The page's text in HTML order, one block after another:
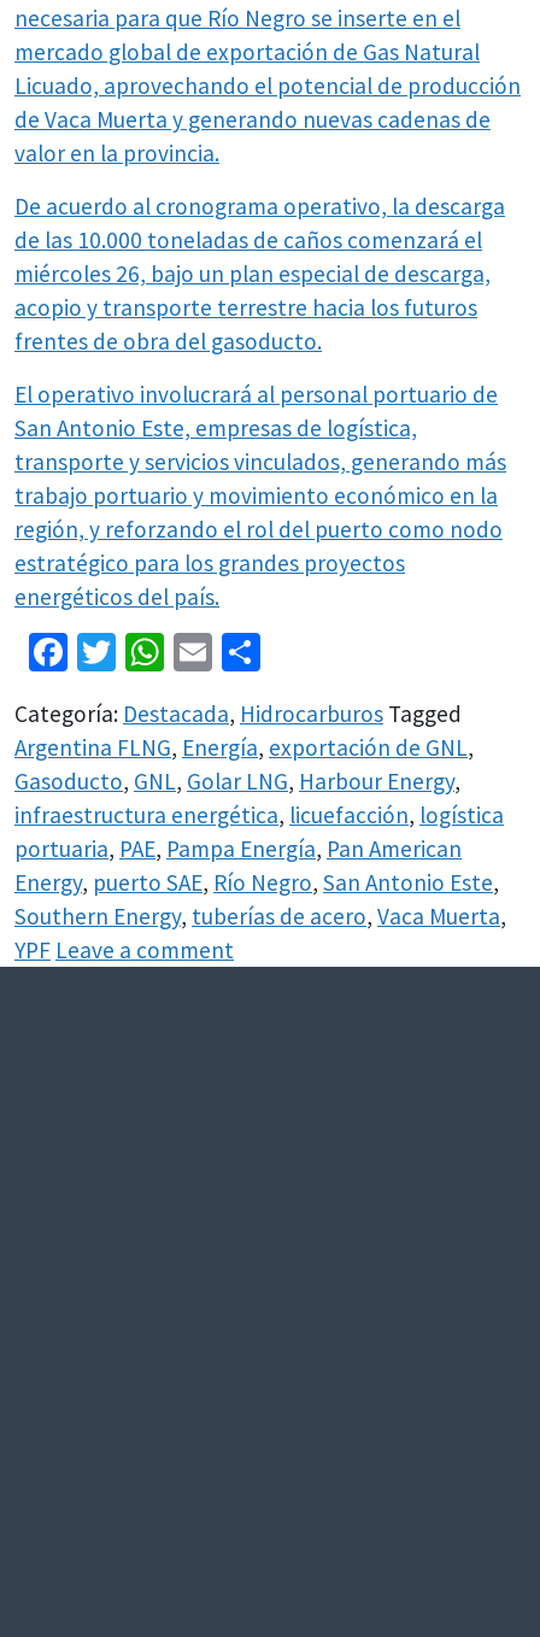
necesaria para que Río Negro se inserte en el
mercado global de exportación de Gas Natural
Licuado, aprovechando el potencial de producción
de Vaca Muerta y generando nuevas cadenas de
valor en la provincia.
De acuerdo al cronograma operativo, la descarga
de las 10.000 toneladas de caños comenzará el
miércoles 26, bajo un plan especial de descarga,
acopio y transporte terrestre hacia los futuros
frentes de obra del gasoducto.
El operativo involucrará al personal portuario de
San Antonio Este, empresas de logística,
transporte y servicios vinculados, generando más
trabajo portuario y movimiento económico en la
región, y reforzando el rol del puerto como nodo
estratégico para los grandes proyectos
energéticos del país.
Facebook
Twitter
WhatsApp
Email
Categoría: Destacada, Hidrocarburos Tagged
Argentina FLNG, Energía, exportación de GNL,
Gasoducto, GNL, Golar LNG, Harbour Energy,
infraestructura energética, licuefacción, logística
portuaria, PAE, Pampa Energía, Pan American
Energy, puerto SAE, Río Negro, San Antonio Este,
Southern Energy, tuberías de acero, Vaca Muerta,
YPF Leave a comment